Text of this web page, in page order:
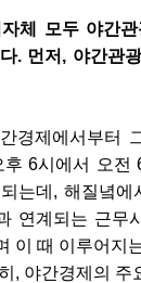
자체 모두 야간
. 먼저 , 야간관
경제에서부터
후 6시에서 오전
는데 ,해질녘에
연계되는 근무
이 때 이루어지
, 야간경제의 주